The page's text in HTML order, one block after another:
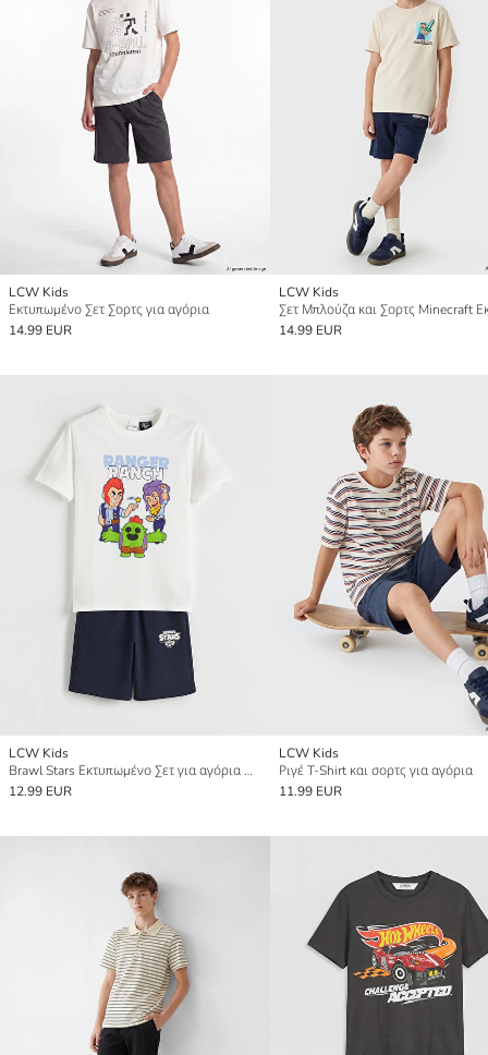
LCW Kids
Εκτυπωμένο Σετ Σορτς για αγόρια
14.99 EUR
LCW Kids
14.99 EUR
LCW Kids
Brawl Stars Εκτυπωμένο Σετ για αγόρια Μπλούζα και Σορτς
12.99 EUR
LCW Kids
Ριγέ T-Shirt και σορτς για αγόρια
11.99 EUR